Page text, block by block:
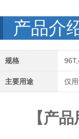
产品介
规格
主要用途 仅
【产